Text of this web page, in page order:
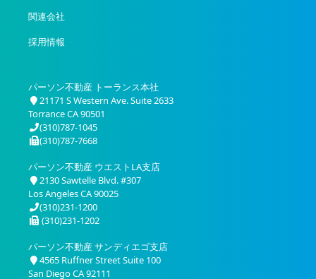
関連会社
採用情報
パーソン不動産 トーランス本社
21171 S Western Ave. Suite 2633
Torrance CA 90501
(310)787-1045
(310)787-7668
パーソン不動産 ウエストLA支店
2130 Sawtelle Blvd. #307
Los Angeles CA 90025
(310)231-1200
(310)231-1202
パーソン不動産 サンディエゴ支店
4565 Ruffner Street Suite 100
San Diego CA 92111